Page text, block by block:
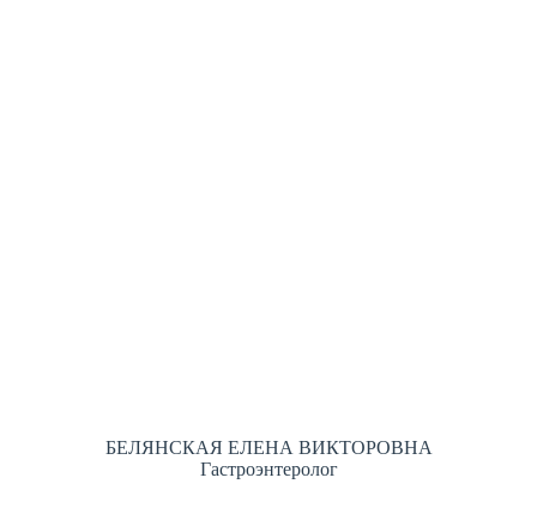
БЕЛЯНСКАЯ ЕЛЕНА ВИКТОРОВНА
Гастроэнтеролог